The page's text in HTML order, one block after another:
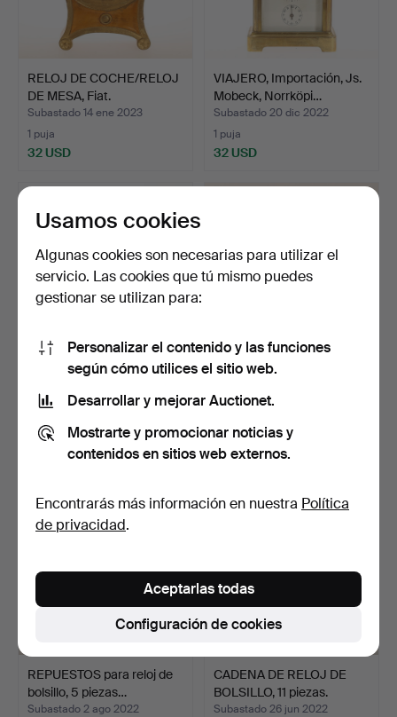
RELOJ DE COCHE/RELOJ
DE MESA, Fiat.
Subastado 14 ene 2023
1 puja
32 USD
VIAJERO, Importación, Js.
Mobeck, Norrköpi…
Subastado 20 dic 2022
1 puja
32 USD
REPUESTOS, 6 piezas, 18 /
1700s.
Subastado 2 ago 2022
12 pujas
139 USD
REPUESTOS para Omega,
oro 14k.
9 pujas
74 USD
REPUESTOS para reloj de
bolsillo, 5 piezas…
Subastado 2 ago 2022
CADENA DE RELOJ DE
BOLSILLO, 11 piezas.
Subastado 26 jun 2022
Usamos cookies
Algunas cookies son necesarias para utilizar el
servicio. Las cookies que tú mismo puedes
gestionar se utilizan para:
Personalizar el contenido y las funciones
según cómo utilices el sitio web.
Desarrollar y mejorar Auctionet.
Mostrarte y promocionar noticias y
contenidos en sitios web externos.
Encontrarás más información en nuestra Política
de privacidad.
Configuración de cookies
Aceptarlas todas